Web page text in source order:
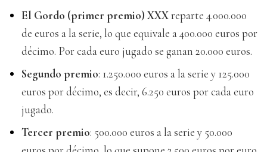
El Gordo (primer premio) XXXreparte 4.000.000
de euros a la serie, lo que equivale a 400.000 euros por
décimo. Por cada euro jugado se ganan 20.000 euros.
Segundo premio: 1.250.000 euros a la serie y 125.000
euros por décimo, es decir, 6.250 euros por cada euro
jugado.
Tercer premio: 500.000 euros a la serie y 50.000